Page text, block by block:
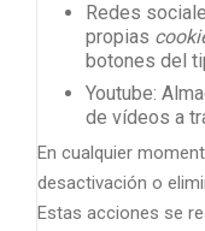
Redes
propias
botones del
Youtube:
de vídeos a
En cualquier
desactivación o
Estas acciones se